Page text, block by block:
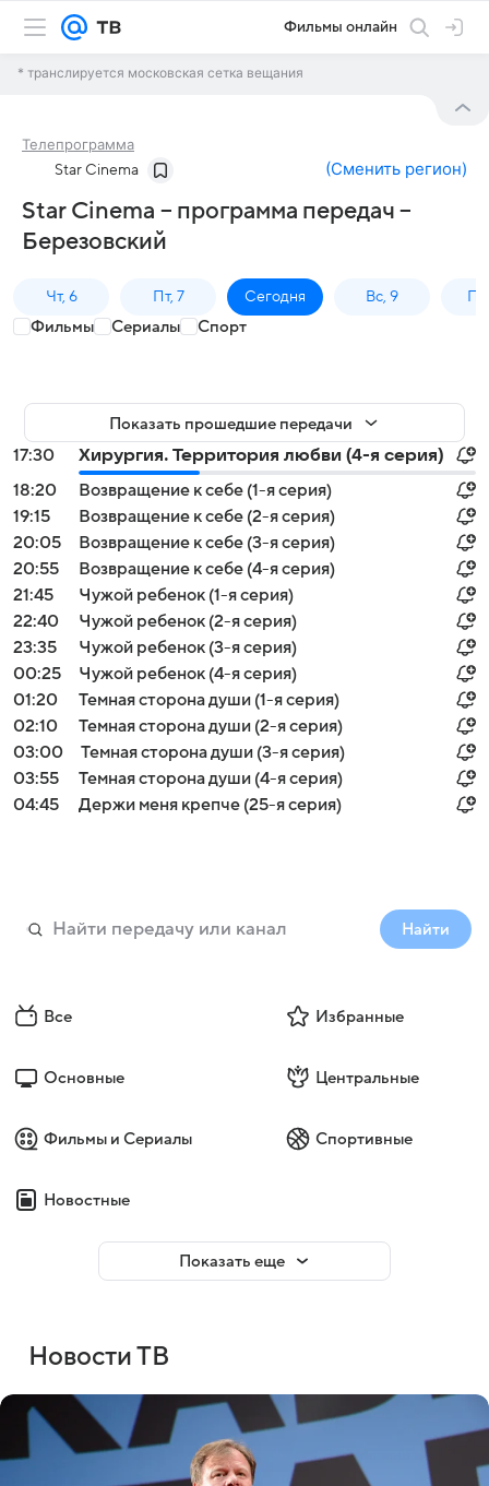
Фильмы онлайн
* транслируется московская сетка вещания
Телепрограмма
Star Cinema (Сменить регион)
Star Cinema – программа передач –
Березовский
Чт, 6 Пт, 7 Сегодня Вс, 9
Фильмы Сериалы Спорт
Показать прошедшие передачи
17:30
Хирургия. Территория любви (4-я серия)
18:20
Возвращение к себе (1-я серия)
19:15
Возвращение к себе (2-я серия)
20:05
Возвращение к себе (3-я серия)
20:55
Возвращение к себе (4-я серия)
21:45
Чужой ребенок (1-я серия)
22:40
Чужой ребенок (2-я серия)
23:35
Чужой ребенок (3-я серия)
00:25
Чужой ребенок (4-я серия)
01:20
Темная сторона души (1-я серия)
02:10
Темная сторона души (2-я серия)
03:00
Темная сторона души (3-я серия)
03:55
Темная сторона души (4-я серия)
04:45
Держи меня крепче (25-я серия)
Найти
Все Избранные
Основные Центральные
Фильмы и Сериалы Спортивные
Новостные
Показать еще
Новости ТВ